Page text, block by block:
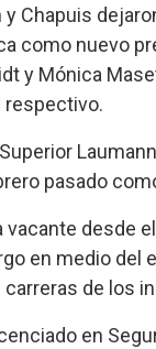
y Chapuis
como nuevo
y Mónica
pasado
vacante desde
en medio del
carreras de los
en